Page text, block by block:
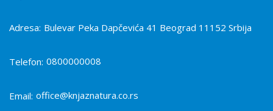
Adresa: Bulevar Peka Dapčevića 41 Beograd 11152 Srbija
Telefon: 0800000008
Email: office@knjaznatura.co.rs